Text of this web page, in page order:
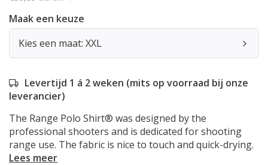
Maak een keuze
Kies een maat: XXL
Levertijd 1 á 2 weken (mits op voorraad bij onze
leverancier)
The Range Polo Shirt® was designed by the
professional shooters and is dedicated for shooting
range use. The fabric is nice to touch and quick-drying.
Lees meer